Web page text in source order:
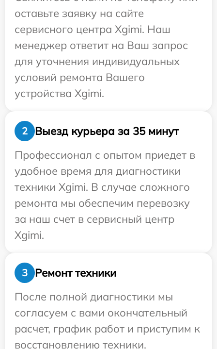
оставьте заявку на сайте
сервисного центра Xgimi. Наш
менеджер ответит на Ваш запрос
для уточнения индивидуальных
условий ремонта Вашего
устройства Xgimi.
2
Выезд курьера за 35 минут
Профессионал с опытом приедет в
удобное время для диагностики
техники Xgimi. В случае сложного
ремонта мы обеспечим перевозку
за наш счет в сервисный центр
Xgimi.
3
Ремонт техники
После полной диагностики мы
согласуем с вами окончательный
расчет, график работ и приступим к
восстановлению техники.